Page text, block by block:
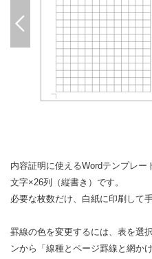
内容証明に使えるWordテンプレ
文字×26列（縦書き）です。
必要な枚数だけ、白紙に印刷して
罫線の色を変更するには、表を選
ンから「線種とページ罫線と網か